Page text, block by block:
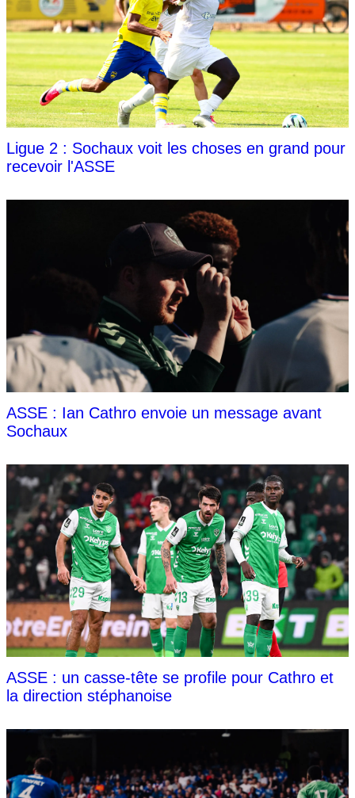
Ligue 2 : Sochaux voit les choses en grand pour
recevoir l'ASSE
ASSE : Ian Cathro envoie un message avant
Sochaux
ASSE : un casse-tête se profile pour Cathro et
la direction stéphanoise